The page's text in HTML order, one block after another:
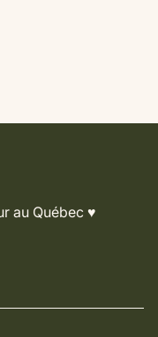
au Québec ♥️